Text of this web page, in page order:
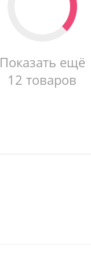
Показать ещё
12 товаров